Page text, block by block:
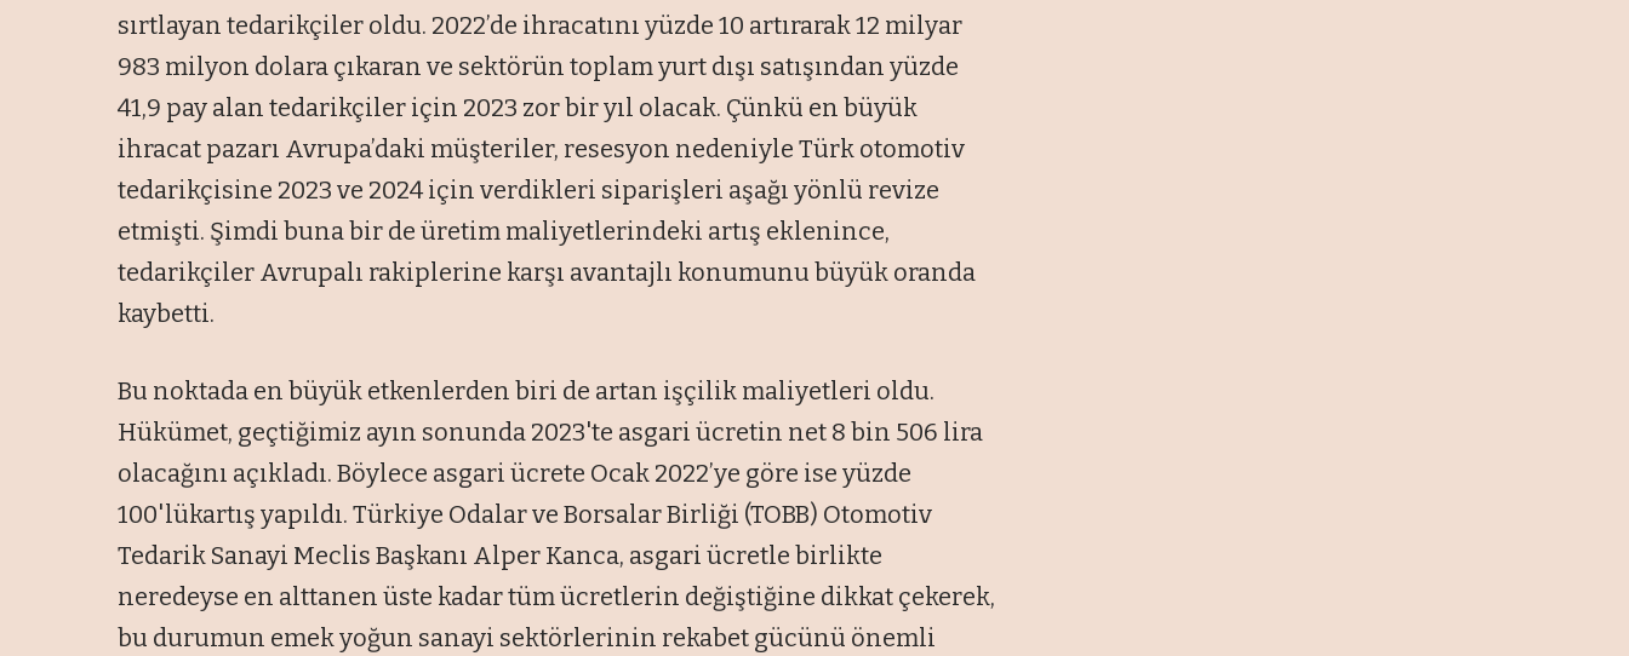
sırtlayan tedarikçiler oldu. 2022’de ihracatını yüzde 10 artırarak 12 milyar
983 milyon dolara çıkaran ve sektörün toplam yurt dışı satışından yüzde
41,9 pay alan tedarikçiler için 2023 zor bir yıl olacak. Çünkü en büyük
ihracat pazarı Avrupa’daki müşteriler, resesyon nedeniyle Türk otomotiv
tedarikçisine 2023 ve 2024 için verdikleri siparişleri aşağı yönlü revize
etmişti. Şimdi buna bir de üretim maliyetlerindeki artış eklenince,
tedarikçiler Avrupalı rakiplerine karşı avantajlı konumunu büyük oranda
kaybetti.
Bu noktada en büyük etkenlerden biri de artan işçilik maliyetleri oldu.
Hükümet, geçtiğimiz ayın sonunda 2023'te asgari ücretin net 8 bin 506 lira
olacağını açıkladı. Böylece asgari ücrete Ocak 2022’ye göre ise yüzde
100'lükartış yapıldı. Türkiye Odalar ve Borsalar Birliği (TOBB) Otomotiv
Tedarik Sanayi Meclis Başkanı Alper Kanca, asgari ücretle birlikte
neredeyse en alttanen üste kadar tüm ücretlerin değiştiğine dikkat çekerek,
bu durumun emek yoğun sanayi sektörlerinin rekabet gücünü önemli